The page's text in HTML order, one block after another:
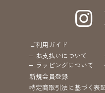
ご利用ガイド
お支払いについて
ラッピングについて
新規会員登録
特定商取引法に基づく表